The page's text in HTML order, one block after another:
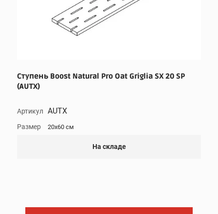
Ступень Boost Natural Pro Oat Griglia SX 20 SP
(AUTX)
Артикул AUTX
Размер 20x60 см
На складе